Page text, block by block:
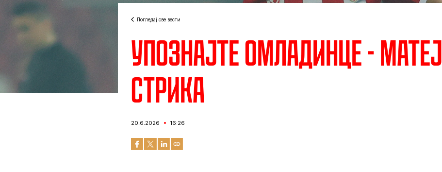
Погледај све вести
Упознајте омладинце - Матеј
Стрика
20.6.2026 16:26